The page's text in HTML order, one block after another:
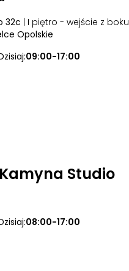
32c | I piętro - wejście z boku
Opolskie
09:00-17:00
Studio
08:00-17:00